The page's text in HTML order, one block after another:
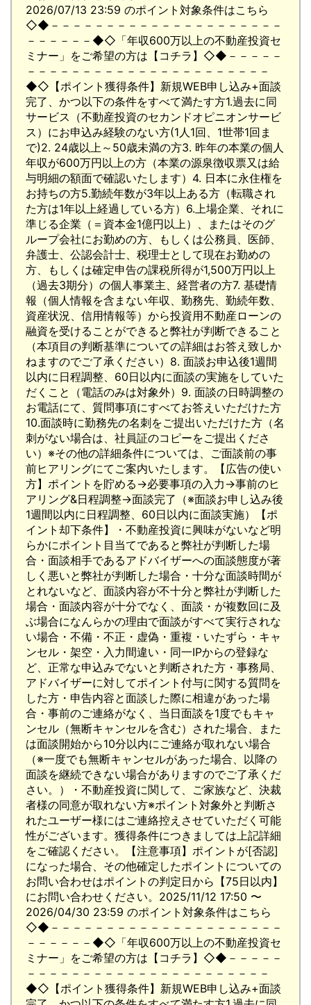
2026/07/13 23:59 のポイント対象条件はこちら
◇◆－－－－－－－－－－－－－－－－－－－－－
－－－－－－◆◇「年収600万以上の不動産投資セ
ミナー」をご希望の方は【コチラ】◇◆－－－－－
－－－－－－－－－－－－－－－－－－－－－－
◆◇【ポイント獲得条件】新規WEB申し込み+面談
完了、かつ以下の条件をすべて満たす方1.過去に同
サービス（不動産投資のセカンドオピニオンサービ
ス）にお申込み経験のない方(1人1回、1世帯1回ま
で)2. 24歳以上～50歳未満の方3. 昨年の本業の個人
年収が600万円以上の方（本業の源泉徴収票又は給
与明細の額面で確認いたします）4. 日本に永住権を
お持ちの方5.勤続年数が3年以上ある方（転職され
た方は1年以上経過している方）6.上場企業、それに
準じる企業（＝資本金1億円以上）、またはそのグ
ループ会社にお勤めの方、もしくは公務員、医師、
弁護士、公認会計士、税理士として現在お勤めの
方、もしくは確定申告の課税所得が1,500万円以上
（過去3期分）の個人事業主、経営者の方7. 基礎情
報（個人情報を含まない年収、勤務先、勤続年数、
資産状況、信用情報等）から投資用不動産ローンの
融資を受けることができると弊社が判断できること
（本項目の判断基準についての詳細はお答え致しか
ねますのでご了承ください）8. 面談お申込後1週間
以内に日程調整、60日以内に面談の実施をしていた
だくこと（電話のみは対象外）9. 面談の日時調整の
お電話にて、質問事項にすべてお答えいただけた方
10.面談時に勤務先の名刺をご提出いただけた方（名
刺がない場合は、社員証のコピーをご提出くださ
い）※その他の詳細条件については、ご面談前の事
前ヒアリングにてご案内いたします。【広告の使い
方】ポイントを貯める→必要事項の入力→事前のヒ
アリング&日程調整→面談完了（※面談お申し込み後
1週間以内に日程調整、60日以内に面談実施）【ポ
イント却下条件】・不動産投資に興味がないなど明
らかにポイント目当てであると弊社が判断した場
合・面談相手であるアドバイザーへの面談態度が著
しく悪いと弊社が判断した場合・十分な面談時間が
とれないなど、面談内容が不十分と弊社が判断した
場合・面談内容が十分でなく、面談・が複数回に及
ぶ場合になんらかの理由で面談がすべて実行されな
い場合・不備・不正・虚偽・重複・いたずら・キャ
ンセル・架空・入力間違い・同一IPからの登録な
ど、正常な申込みでないと判断された方・事務局、
アドバイザーに対してポイント付与に関する質問を
した方・申告内容と面談した際に相違があった場
合・事前のご連絡がなく、当日面談を1度でもキャ
ンセル（無断キャンセルを含む）された場合、また
は面談開始から10分以内にご連絡が取れない場合
（※一度でも無断キャンセルがあった場合、以降の
面談を継続できない場合がありますのでご了承くだ
さい。）・不動産投資に関して、ご家族など、決裁
者様の同意が取れない方※ポイント対象外と判断さ
れたユーザー様にはご連絡控えさせていただく可能
性がございます。獲得条件につきましては上記詳細
をご確認ください。【注意事項】ポイントが[否認]
になった場合、その他確定したポイントについての
お問い合わせはポイントの判定日から【75日以内】
にお問い合わせください。2025/11/12 17:50 〜
2026/04/30 23:59 のポイント対象条件はこちら
◇◆－－－－－－－－－－－－－－－－－－－－－
－－－－－－◆◇「年収600万以上の不動産投資セ
ミナー」をご希望の方は【コチラ】◇◆－－－－－
－－－－－－－－－－－－－－－－－－－－－－
◆◇【ポイント獲得条件】新規WEB申し込み+面談